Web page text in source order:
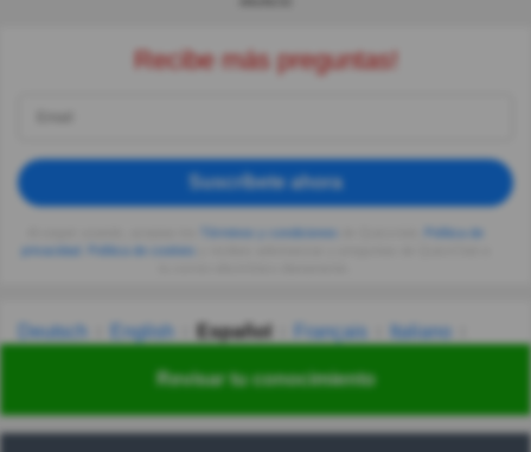
Revisar tu conocimiento
Recibe más preguntas!
Suscríbete ahora
Deutsch English Español Français
Italiano
Українська हिन्दी 한국어 汉语